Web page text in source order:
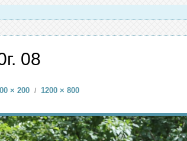
08
× 200 / 1200 × 800